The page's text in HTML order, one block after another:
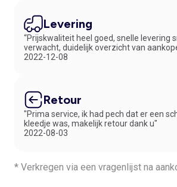
Levering
“Prijskwaliteit heel goed, snelle levering
verwacht, duidelijk overzicht van
2022-12-08
Retour
"Prima service, ik had pech dat er een
kleedje was, makelijk retour dank u"
2022-08-03
* Verkregen via een vragenlijst na